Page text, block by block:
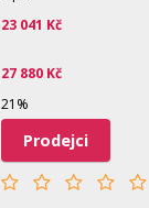
23 041 Kč
27 880 Kč
21%
Prodejci